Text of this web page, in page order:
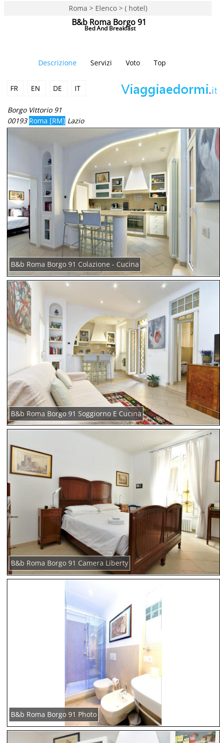
Roma > Elenco > ( hotel)
B&b Roma Borgo 91
Bed And Breakfast
Descrizione Servizi Voto Top
FR EN DE IT
Borgo Vittorio 91
00193 Roma [RM] Lazio
B&b Roma Borgo 91 Colazione - Cucina
B&b Roma Borgo 91 Soggiorno E Cucina
B&b Roma Borgo 91 Camera Liberty
B&b Roma Borgo 91 Photo